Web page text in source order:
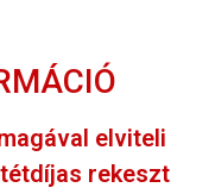
elviteli
rekeszt